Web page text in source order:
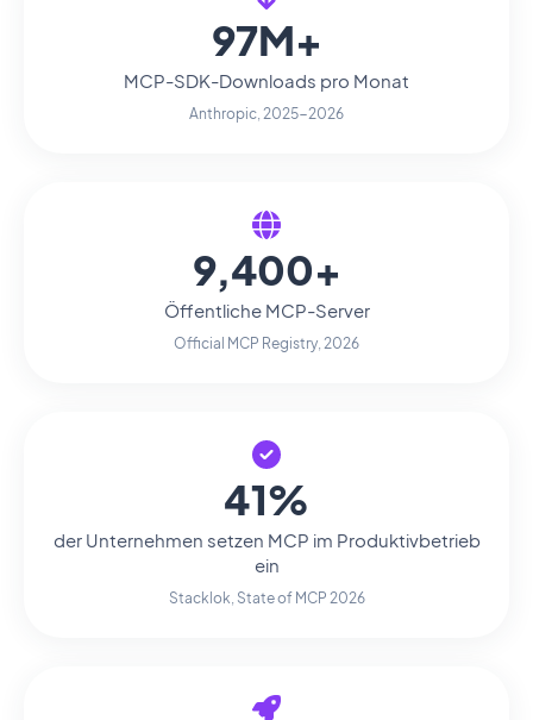
97M+
MCP-SDK-Downloads pro Monat
Anthropic, 2025-2026
9,400+
Öffentliche MCP-Server
Official MCP Registry, 2026
41%
der Unternehmen setzen MCP im Produktivbetrieb
ein
Stacklok, State of MCP 2026